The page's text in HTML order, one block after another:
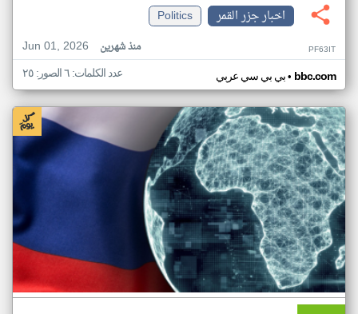
اخبار جزر القمر
Politics
Jun 01, 2026
منذ شهرين PF63IT
بي بي سي عربي• bbc.com عدد الكلمات: ٦ الصور: ٢٥